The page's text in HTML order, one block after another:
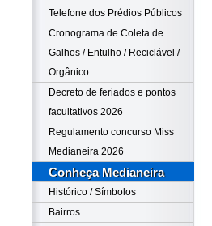
Telefone dos Prédios Públicos
Cronograma de Coleta de
Galhos / Entulho / Reciclável /
Orgânico
Decreto de feriados e pontos
facultativos 2026
Regulamento concurso Miss
Medianeira 2026
Conheça Medianeira
Histórico / Símbolos
Bairros